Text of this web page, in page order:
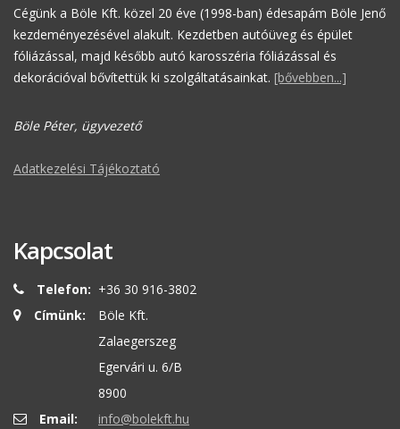
Cégünk a Böle Kft. közel 20 éve (1998-ban) édesapám Böle Jenő
kezdeményezésével alakult. Kezdetben autóüveg és épület
fóliázással, majd később autó karosszéria fóliázással és
dekorációval bővítettük ki szolgáltatásainkat. [bővebben...]
Böle Péter, ügyvezető
Adatkezelési Tájékoztató
Kapcsolat
Telefon: +36 30 916-3802
Címünk:
Böle Kft.
Zalaegerszeg
Egervári u. 6/B
8900
Email:
info@bolekft.hu